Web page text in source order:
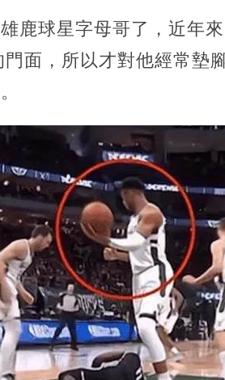
鹿球星字母哥了，近年
面，所以才對他經常墊